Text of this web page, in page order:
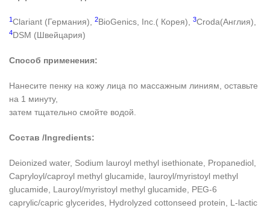
1Clariant (Германия), 2BioGenics, Inc.( Корея), 3Croda(Англия),
4DSM (Швейцария)
Способ применения:
Нанесите пенку на кожу лица по массажным линиям, оставьте
на 1 минуту,
затем тщательно смойте водой.
Состав /Ingredients:
Deionized water, Sodium lauroyl methyl isethionate, Propanediol,
Capryloyl/caproyl methyl glucamide, lauroyl/myristoyl methyl
glucamide, Lauroyl/myristoyl methyl glucamide, PEG-6
caprylic/capric glycerides, Hydrolyzed cottonseed protein, L-lactic